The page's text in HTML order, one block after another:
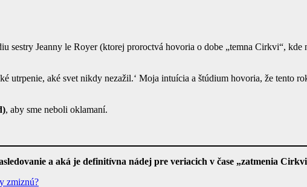
sestry Jeanny le Royer (ktorej proroctvá hovoria o dobe „temna Cirkvi“, kde
utrpenie, aké svet nikdy nezažil.‘ Moja intuícia a štúdium hovoria, že tento
, aby sme neboli oklamaní.
a aká je definitívna nádej pre veriacich v čase „zatmenia
zmiznú?